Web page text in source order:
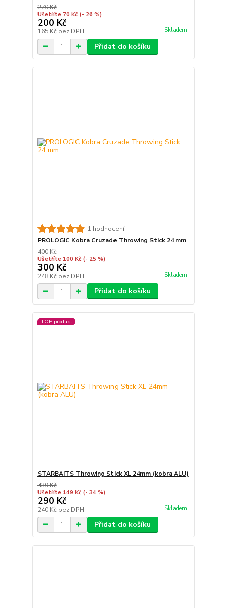
270 Kč
Ušetříte 70 Kč (- 26 %)
200 Kč
165 Kč bez DPH Skladem
Přidat do košíku
1 hodnocení
PROLOGIC Kobra Cruzade Throwing Stick 24 mm
400 Kč
Ušetříte 100 Kč (- 25 %)
300 Kč
248 Kč bez DPH Skladem
Přidat do košíku
TOP produkt
STARBAITS Throwing Stick XL 24mm (kobra ALU)
439 Kč
Ušetříte 149 Kč (- 34 %)
290 Kč
240 Kč bez DPH Skladem
Přidat do košíku